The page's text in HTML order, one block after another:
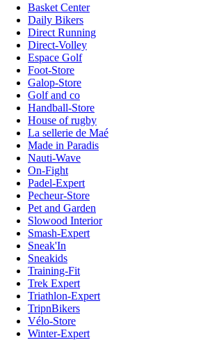
Basket Center
Daily Bikers
Direct Running
Direct-Volley
Espace Golf
Foot-Store
Galop-Store
Golf and co
Handball-Store
House of rugby
La sellerie de Maé
Made in Paradis
Nauti-Wave
On-Fight
Padel-Expert
Pecheur-Store
Pet and Garden
Slowood Interior
Smash-Expert
Sneak'In
Sneakids
Training-Fit
Trek Expert
Triathlon-Expert
TripnBikers
Vélo-Store
Winter-Expert